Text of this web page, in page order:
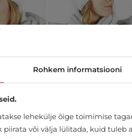
Rohkem informatsiooni
lehekülje õige toimimise
piirata või välja lülitada, kuid tuleb